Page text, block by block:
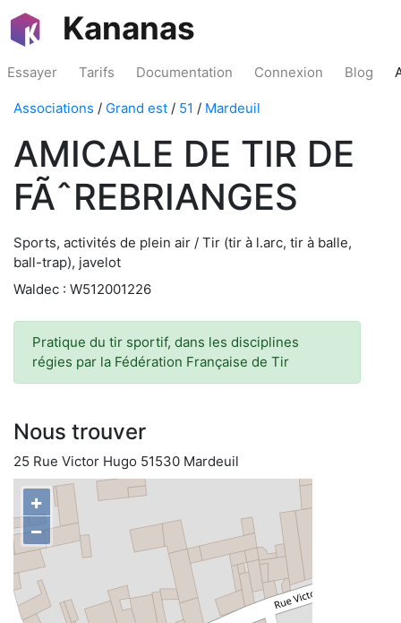
Kananas
Essayer Tarifs Documentation Connexion Blog
Associations / Grand est / 51 / Mardeuil
AMICALE DE TIR DE
FÃˆREBRIANGES
Sports, activités de plein air / Tir (tir à l.arc, tir à balle,
ball-trap), javelot
Waldec : W512001226
Pratique du tir sportif, dans les disciplines
régies par la Fédération Française de Tir
Nous trouver
25 Rue Victor Hugo 51530 Mardeuil
+
−